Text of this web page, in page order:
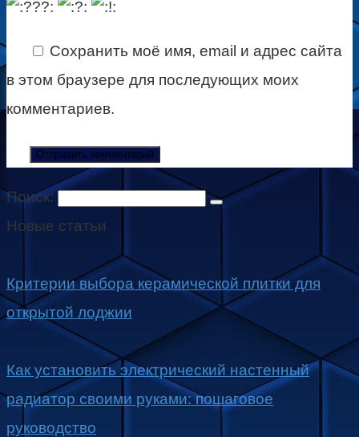
Сохранить моё имя, email и адрес сайта
в этом браузере для последующих моих
комментариев.
Поиск:
Новые статьи
Критерии выбора керамической плитки для
открытой лоджии
Как установить электрический настенный
радиатор своими руками: пошаговое
руководство